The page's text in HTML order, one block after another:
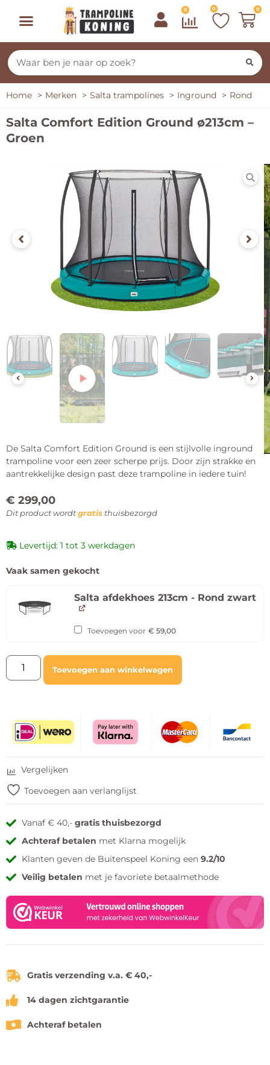
0 0 0
Home Merken Salta trampolines Inground Rond
Salta Comfort Edition Ground ø213cm –
Groen
De Salta Comfort Edition Ground is een stijlvolle inground
trampoline voor een zeer scherpe prijs. Door zijn strakke en
aantrekkelijke design past deze trampoline in iedere tuin!
€ 299,00
Dit product wordt gratis thuisbezorgd
Levertijd: 1 tot 3 werkdagen
Vaak samen gekocht
Salta afdekhoes 213cm - Rond zwart
Toevoegen voor € 59,00
Toevoegen aan winkelwagen
Vergelijken
Toevoegen aan verlanglijst
Vanaf € 40,-gratis thuisbezorgd
Achteraf betalen met Klarna mogelijk
Klanten geven de Buitenspeel Koning een9.2/10
Veilig betalen met je favoriete betaalmethode
Gratis verzending v.a. € 40,-
14 dagen zichtgarantie
Achteraf betalen